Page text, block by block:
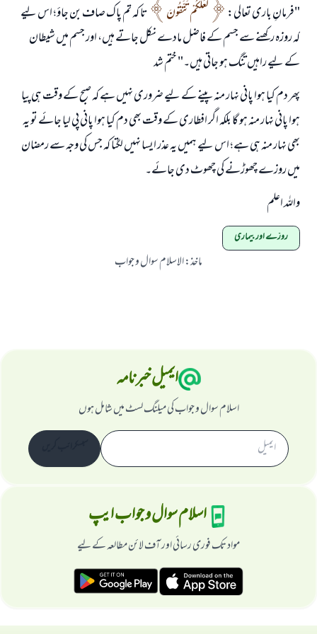
"فرمانِ باری تعالی:
لَعَلَّكُمْ تَتَّقُونَ
تا کہ تم پاک صاف بن جاؤ؛ اس لیے
کہ روزہ رکھنے سے جسم کے فاضل مادے نکل جاتے ہیں، اور جسم میں شیطان
کے لیے راہیں تنگ ہو جاتی ہیں۔" ختم شد
پھر دم کیا ہوا پانی نہار منہ پینے کے لیے ضروری نہیں ہے کہ صبح کے وقت ہی پیا
ہوا پانی نہار منہ ہو گا بلکہ اگر افطاری کے وقت بھی دم کیا ہوا پانی پی لیا جائے تو یہ
بھی نہار منہ ہی ہے؛ اس لیے ہمیں یہ عذر ایسا نہیں لگتا کہ جس کی وجہ سے رمضان
میں روزے چھوڑنے کی چھوٹ دی جائے۔
واللہ اعلم
روزے اور بیماری
ماخذ:الاسلام سوال و جواب
ایمیل خبرنامہ
اسلام سوال و جواب کی میلنگ لسٹ میں شامل ہوں
اسلام سوال و جواب ایپ
مواد تک فوری رسائی اور آف لائن مطالعہ کے لیے